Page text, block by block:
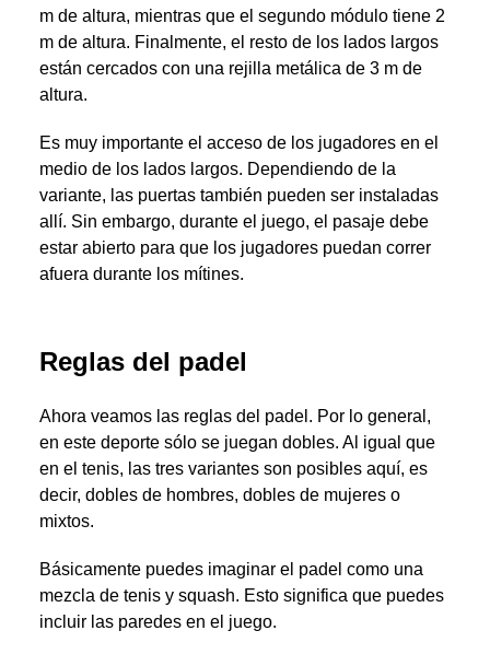
m de altura, mientras que el segundo módulo tiene 2
m de altura. Finalmente, el resto de los lados largos
están cercados con una rejilla metálica de 3 m de
altura.
Es muy importante el acceso de los jugadores en el
medio de los lados largos. Dependiendo de la
variante, las puertas también pueden ser instaladas
allí. Sin embargo, durante el juego, el pasaje debe
estar abierto para que los jugadores puedan correr
afuera durante los mítines.
Reglas del padel
Ahora veamos las reglas del padel. Por lo general,
en este deporte sólo se juegan dobles. Al igual que
en el tenis, las tres variantes son posibles aquí, es
decir, dobles de hombres, dobles de mujeres o
mixtos.
Básicamente puedes imaginar el padel como una
mezcla de tenis y squash. Esto significa que puedes
incluir las paredes en el juego.